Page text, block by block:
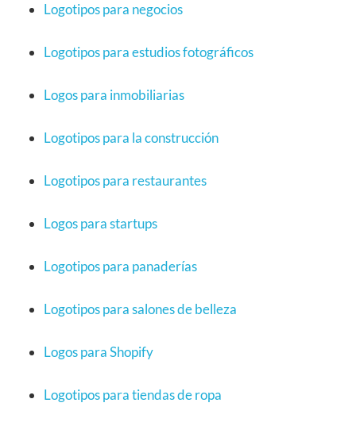
Logotipos para negocios
Logotipos para estudios fotográficos
Logos para inmobiliarias
Logotipos para la construcción
Logotipos para restaurantes
Logos para startups
Logotipos para panaderías
Logotipos para salones de belleza
Logos para Shopify
Logotipos para tiendas de ropa